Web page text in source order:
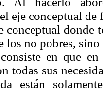
eje conceptual
conceptual donde
los no pobres,
en que
todas sus
están